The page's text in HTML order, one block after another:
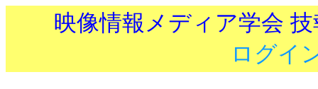
映像情報メディア学会
ログイ